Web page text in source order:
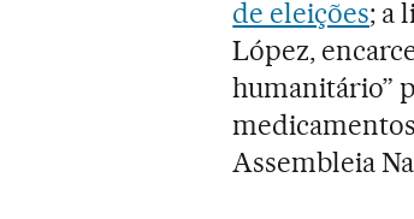
de eleições; a
López,
humanitário”
Assembleia